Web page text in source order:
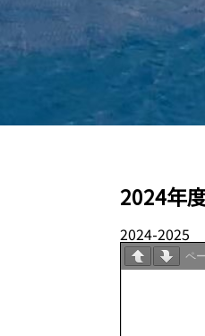
2024年
2024-2025
ペ